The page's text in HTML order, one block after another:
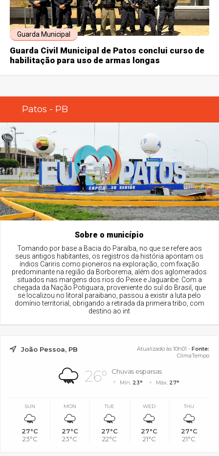
Guarda Municipal
Guarda Civil Municipal de Patos conclui curso de
habilitação para uso de armas longas
Patos - PB
Sobre o município
Tomando por base a Bacia do Paraíba, no que se refere aos
seus antigos habitantes, os registros da história apontam os
índios Cariris como pioneiros na exploração, com fixação
predominante na região da Borborema, além dos aglomerados
situados nas margens dos rios do Peixe e Jaguaribe. Com a
chegada da Nação Potiguara, proveniente do sul do Brasil, que
se localizou no litoral paraibano, passou a existir a luta pelo
domínio territorial, obrigando a retirada da primeira tribo, com
destino ao int
João Pessoa, PB Atualizado às 10h01 - Fonte:
ClimaTempo
26° Chuvas esparsas
Mín. 23° Máx. 27°
SUN
27°C
23°C
MON
27°C
23°C
TUE
27°C
22°C
WED
27°C
21°C
THU
27°C
21°C